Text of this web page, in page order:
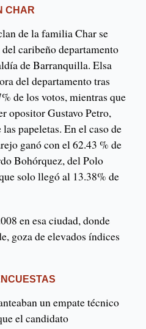
CHAR
de la familia Char se
caribeño departamento
de Barranquilla. Elsa
del departamento tras
de los votos, mientras que
opositor Gustavo Petro,
papeletas. En el caso de
ganó con el 62.43 % de
Bohórquez, del Polo
solo llegó al 13.38% de
en esa ciudad, donde
goza de elevados índices
un empate técnico
el candidato